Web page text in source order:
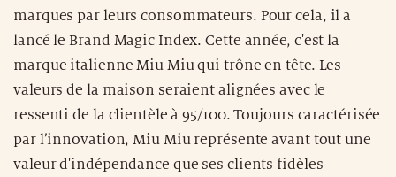
marques par leurs consommateurs. Pour cela, il a
lancé le Brand Magic Index. Cette année, c'est la
marque italienne Miu Miu qui trône en tête. Les
valeurs de la maison seraient alignées avec le
ressenti de la clientèle à 95/100. Toujours caractérisée
par l’innovation, Miu Miu représente avant tout une
valeur d'indépendance que ses clients fidèles